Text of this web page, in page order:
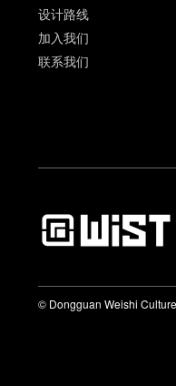
设计路线
加入我们
联系我们
© Dongguan Weishi